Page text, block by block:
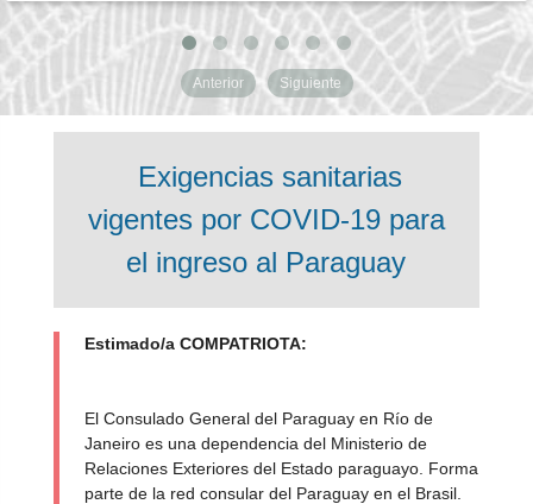
Anterior Siguiente
Exigencias sanitarias
vigentes por COVID-19 para
el ingreso al Paraguay
Estimado/a COMPATRIOTA:
El Consulado General del Paraguay en Río de
Janeiro es una dependencia del Ministerio de
Relaciones Exteriores del Estado paraguayo. Forma
parte de la red consular del Paraguay en el Brasil.